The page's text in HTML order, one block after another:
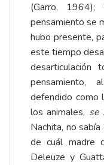
(Garro,
pensamiento se
hubo presente,
este tiempo
desarticulación
pensamiento,
defendido como
los animales, se
Nachita, no
de cuál madre
Deleuze y